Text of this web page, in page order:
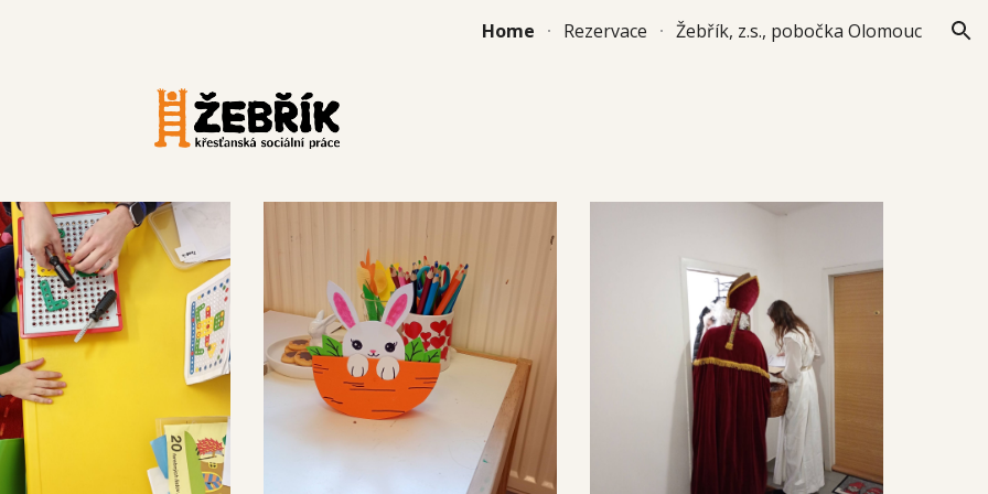
Skip to navigation
Home Rezervace Žebřík, z.s., pobočka Olomouc